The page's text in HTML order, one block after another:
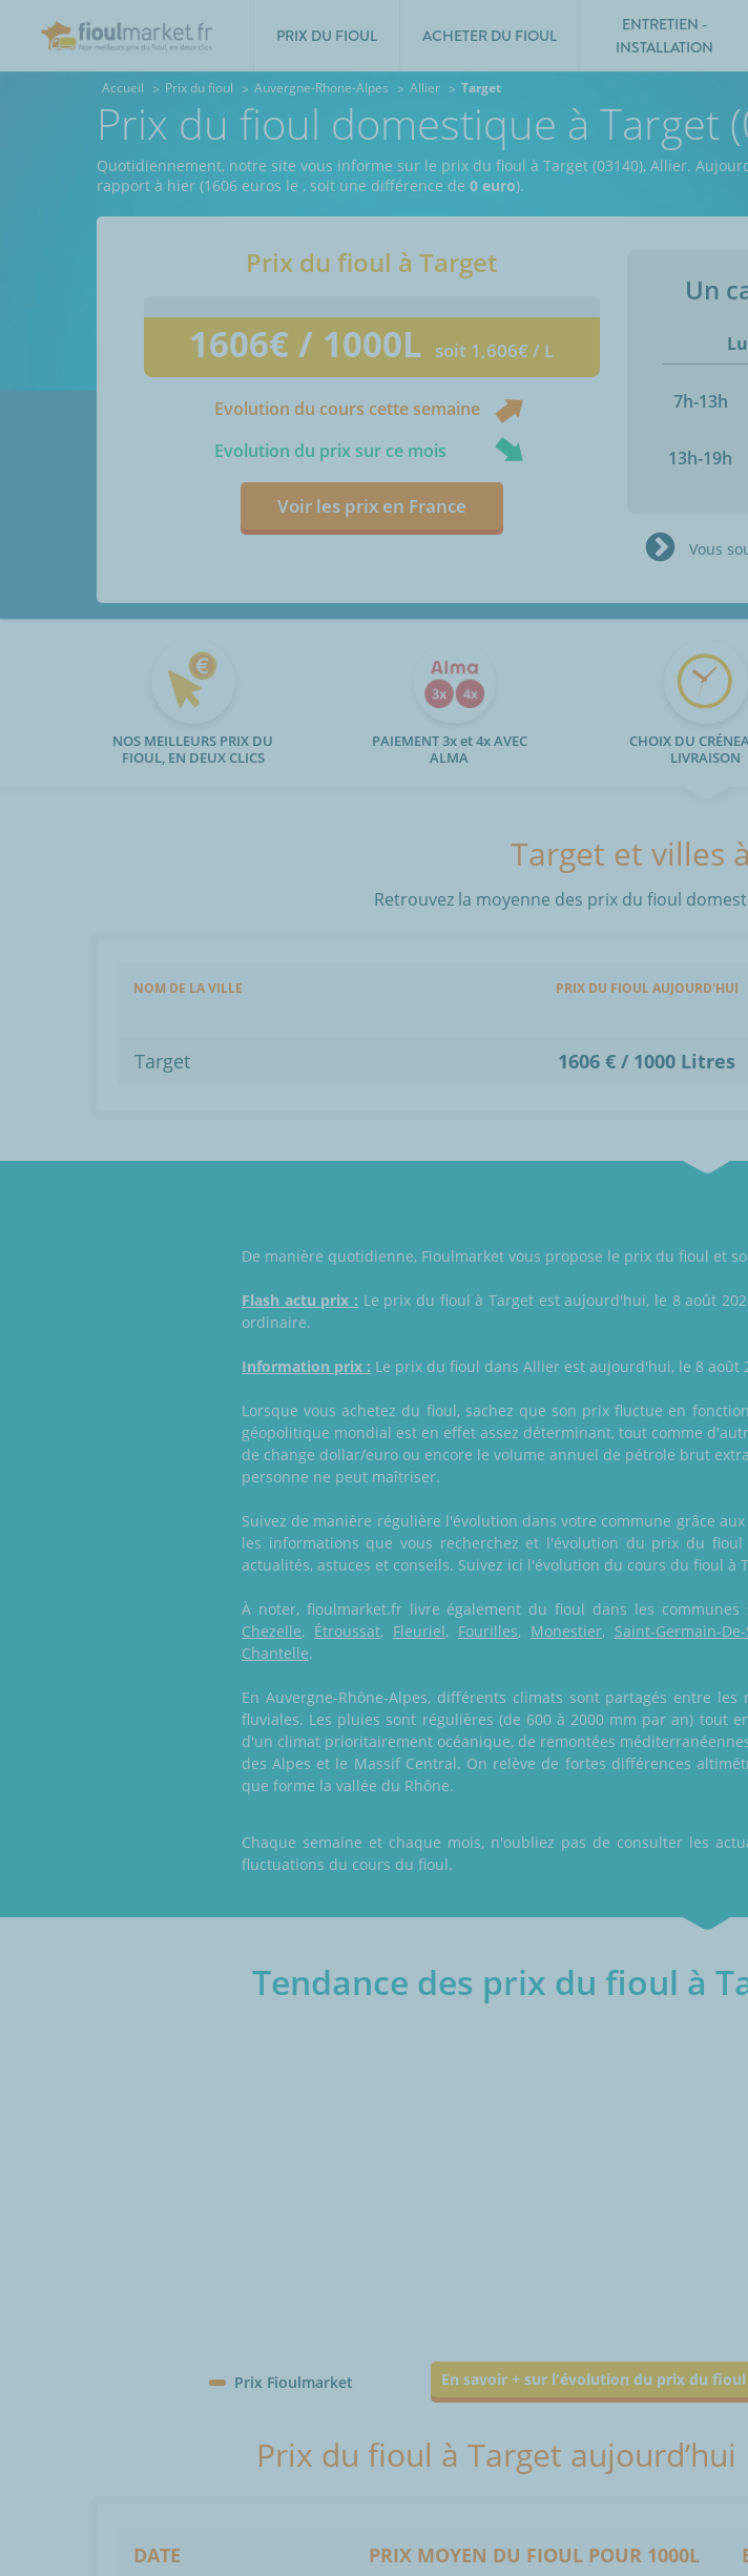
PRIX DU FIOUL ACHETER DU FIOUL
ENTRETIEN -
INSTALLATION
Accueil Prix du fioul Auvergne-Rhone-Alpes Allier Target
Prix du fioul domestique à Target
Quotidiennement, notre site vous informe sur le prix du fioul à Target (03140), Allier.
rapport à hier (1606 euros le , soit une différence de 0 euro).
Prix du fioul àTarget
1606€ / 1000L soit 1,606€ / L
Evolution du cours cette semaine
Evolution du prix sur ce mois
Voir les prix en France
Un
7h-13h
13h-19h
Vous
NOS MEILLEURS PRIX DU
FIOUL, EN DEUX CLICS
PAIEMENT 3x et 4x AVEC
ALMA
CHOIX DU
LIVRAISON
Target et villes
Retrouvez la moyenne des prix du fioul
NOM DE LA VILLE PRIX DU FIOUL AUJOURD'HUI
Target 1606 € / 1000 Litres
De manière quotidienne, Fioulmarket vous propose le prix du fioul et
Flash actu prix : Le prix du fioul à Target est aujourd'hui, le 8 août
ordinaire.
Information prix : Le prix du fioul dans Allier est aujourd'hui, le 8 août
Lorsque vous achetez du fioul, sachez que son prix fluctue en
géopolitique mondial est en effet assez déterminant, tout comme
de change dollar/euro ou encore le volume annuel de pétrole brut
personne ne peut maîtriser.
Suivez de manière régulière l'évolution dans votre commune grâce
les informations que vous recherchez et l'évolution du prix du
actualités, astuces et conseils. Suivez ici l'évolution du cours du fioul à
À noter, fioulmarket.fr livre également du fioul dans les communes
Chezelle, Étroussat, Fleuriel, Fourilles, Monestier, Saint-Germain-
Chantelle.
En Auvergne-Rhône-Alpes, différents climats sont partagés entre
fluviales. Les pluies sont régulières (de 600 à 2000 mm par an) tout
d'un climat prioritairement océanique, de remontées
des Alpes et le Massif Central. On relève de fortes différences
que forme la vallée du Rhône.
Chaque semaine et chaque mois, n'oubliez pas de consulter les
fluctuations du cours du fioul.
Tendance des prix du fioul à
Prix Fioulmarket En savoir + sur l'évolution du prix du fioul
Prix du fioul à Target aujourd’hui
DATE PRIX MOYEN DU FIOUL POUR 1000L